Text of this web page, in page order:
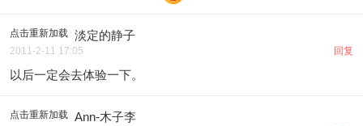
点击重新加载 淡定的静子
2011-2-11 17:05 回复
以后一定会去体验一下。
点击重新加载 Ann-木子李